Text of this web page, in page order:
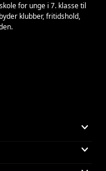
for unge i 7. klasse til
klubber, fritidshold,
keyboard_arrow_down
keyboard_arrow_down